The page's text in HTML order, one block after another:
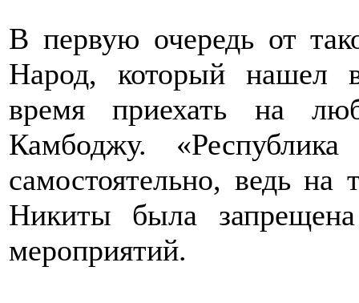
В первую очередь от
Народ, который нашел
время приехать на
Камбоджу.
самостоятельно, ведь на
Никиты была
мероприятий.